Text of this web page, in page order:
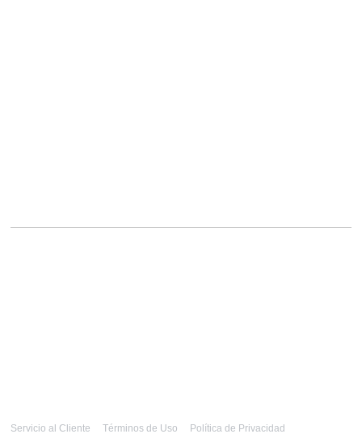
Servicio al Cliente Términos de Uso Política de Privacidad